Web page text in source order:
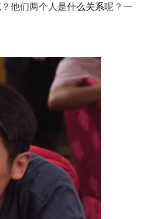
他们两个人是什么关系呢？一